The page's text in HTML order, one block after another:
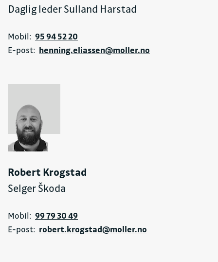
Daglig leder Sulland Harstad
Mobil: 95 94 52 20
E-post: henning.eliassen@moller.no
Robert Krogstad
Selger Škoda
Mobil: 99 79 30 49
E-post: robert.krogstad@moller.no